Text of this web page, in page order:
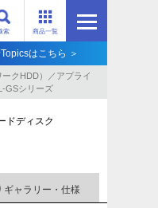
商品一覧
索
はこちら ＞
クHDD）／アプライ
GSシリーズ
ドディスク
ギャラリー・仕様